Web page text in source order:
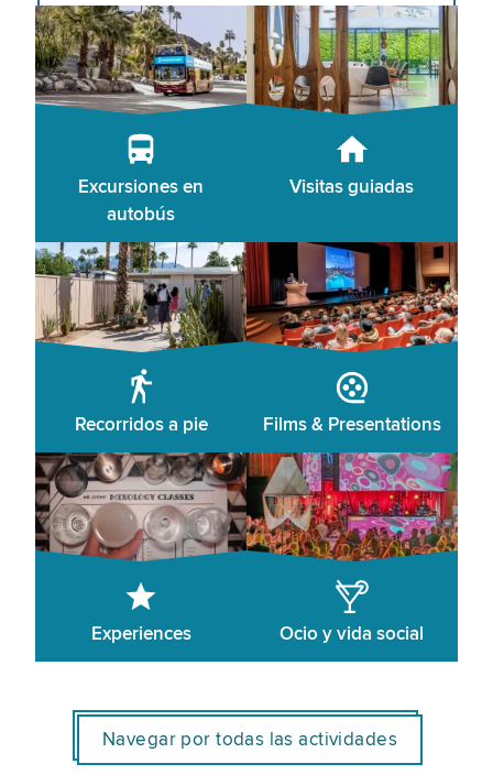
Excursiones en
autobús
Visitas guiadas
Recorridos a pie Films & Presentations
Experiences Ocio y vida social
Navegar por todas las actividades